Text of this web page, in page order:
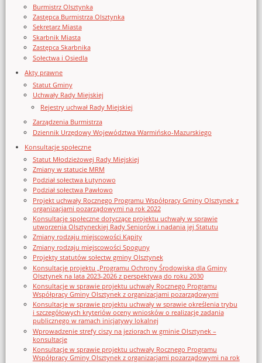
Burmistrz Olsztynka
Zastępca Burmistrza Olsztynka
Sekretarz Miasta
Skarbnik Miasta
Zastępca Skarbnika
Sołectwa i Osiedla
Akty prawne
Statut Gminy
Uchwały Rady Miejskiej
Rejestry uchwał Rady Miejskiej
Zarządzenia Burmistrza
Dziennik Urzędowy Województwa Warmińsko-Mazurskiego
Konsultacje społeczne
Statut Młodzieżowej Rady Miejskiej
Zmiany w statucie MRM
Podział sołectwa Łutynowo
Podział sołectwa Pawłowo
Projekt uchwały Rocznego Programu Współpracy Gminy Olsztynek z
organizacjami pozarządowymi na rok 2022
Konsultacje społeczne dotyczące projektu uchwały w sprawie
utworzenia Olsztyneckiej Rady Seniorów i nadania jej Statutu
Zmiany rodzaju miejscowości Kąpity
Zmiany rodzaju miejscowości Spoguny
Projekty statutów sołectw gminy Olsztynek
Konsultacje projektu „Programu Ochrony Środowiska dla Gminy
Olsztynek na lata 2023-2026 z perspektywą do roku 2030
Konsultacje w sprawie projektu uchwały Rocznego Programu
Współpracy Gminy Olsztynek z organizacjami pozarządowymi
Konsultacje w sprawie projektu uchwały w sprawie określenia trybu
i szczegółowych kryteriów oceny wniosków o realizację zadania
publicznego w ramach inicjatywy lokalnej
Wprowadzenie strefy ciszy na jeziorach w gminie Olsztynek –
konsultacje
Konsultacje w sprawie projektu uchwały Rocznego Programu
Współpracy Gminy Olsztynek z organizacjami pozarządowymi na rok